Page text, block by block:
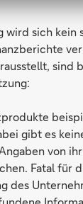
sich kein
sind
gibt es
von
Fatal für